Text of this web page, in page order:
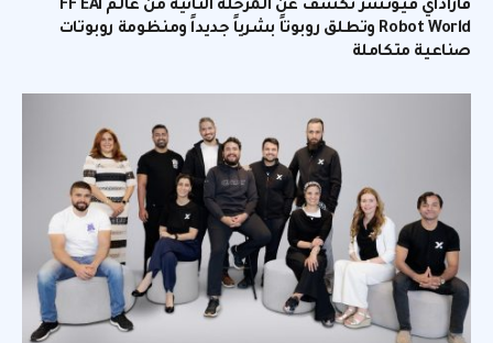
فاراداي فيوتشر تكشف عن المرحلة الثانية من عالم FF EAI
Robot World وتطلق روبوتاً بشرياً جديداً ومنظومة روبوتات
صناعية متكاملة